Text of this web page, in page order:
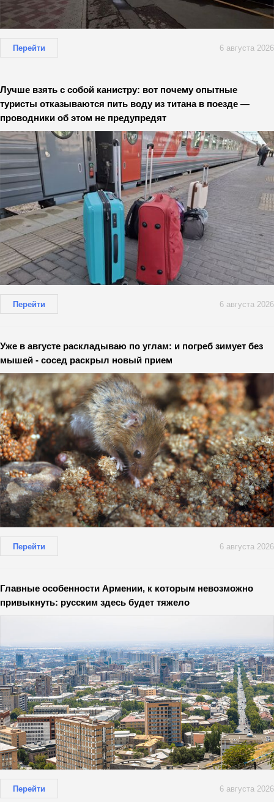
Перейти 6 августа 2026
Лучше взять с собой канистру: вот почему опытные
туристы отказываются пить воду из титана в поезде —
проводники об этом не предупредят
Перейти 6 августа 2026
Уже в августе раскладываю по углам: и погреб зимует без
мышей - сосед раскрыл новый прием
Перейти 6 августа 2026
Главные особенности Армении, к которым невозможно
привыкнуть: русским здесь будет тяжело
Перейти 6 августа 2026